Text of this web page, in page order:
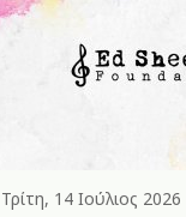
Τρίτη, 14 Ιούλιος 2026